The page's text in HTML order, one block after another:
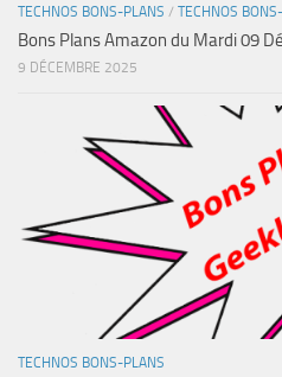
TECHNOS BONS-PLANS / TECHNOS
Bons Plans Amazon du Mardi 09
9 DÉCEMBRE 2025
TECHNOS BONS-PLANS